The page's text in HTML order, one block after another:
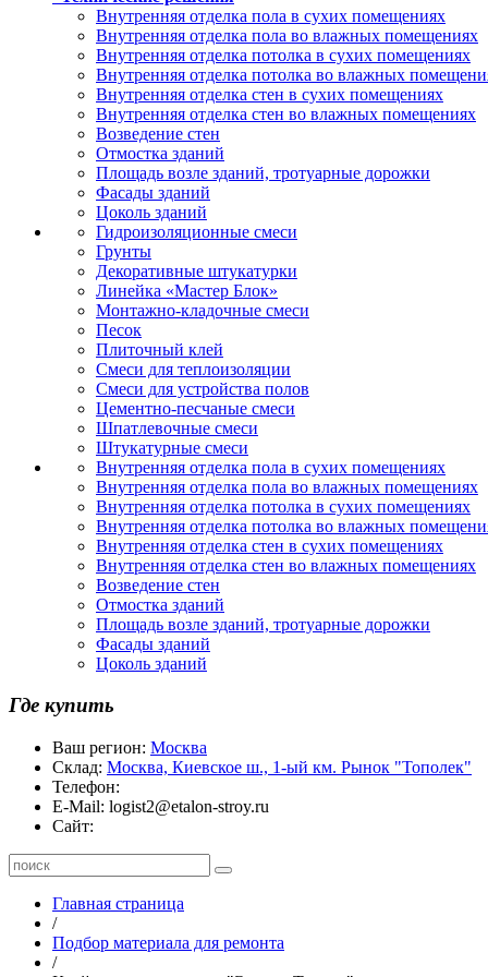
Внутренняя отделка пола в сухих помещениях
Внутренняя отделка пола во влажных помещениях
Внутренняя отделка потолка в сухих помещениях
Внутренняя отделка потолка во влажных
Внутренняя отделка стен в сухих помещениях
Внутренняя отделка стен во влажных помещениях
Возведение стен
Отмостка зданий
Площадь возле зданий, тротуарные дорожки
Фасады зданий
Цоколь зданий
Гидроизоляционные смеси
Грунты
Декоративные штукатурки
Линейка «Мастер Блок»
Монтажно-кладочные смеси
Песок
Плиточный клей
Смеси для теплоизоляции
Смеси для устройства полов
Цементно-песчаные смеси
Шпатлевочные смеси
Штукатурные смеси
Внутренняя отделка пола в сухих помещениях
Внутренняя отделка пола во влажных помещениях
Внутренняя отделка потолка в сухих помещениях
Внутренняя отделка потолка во влажных
Внутренняя отделка стен в сухих помещениях
Внутренняя отделка стен во влажных помещениях
Возведение стен
Отмостка зданий
Площадь возле зданий, тротуарные дорожки
Фасады зданий
Цоколь зданий
Где купить
Ваш регион: Москва
Склад: Москва, Киевское ш., 1-ый км. Рынок "Тополек"
Телефон:
E-Mail: logist2@etalon-stroy.ru
Сайт:
Главная страница
/
Подбор материала для ремонта
/